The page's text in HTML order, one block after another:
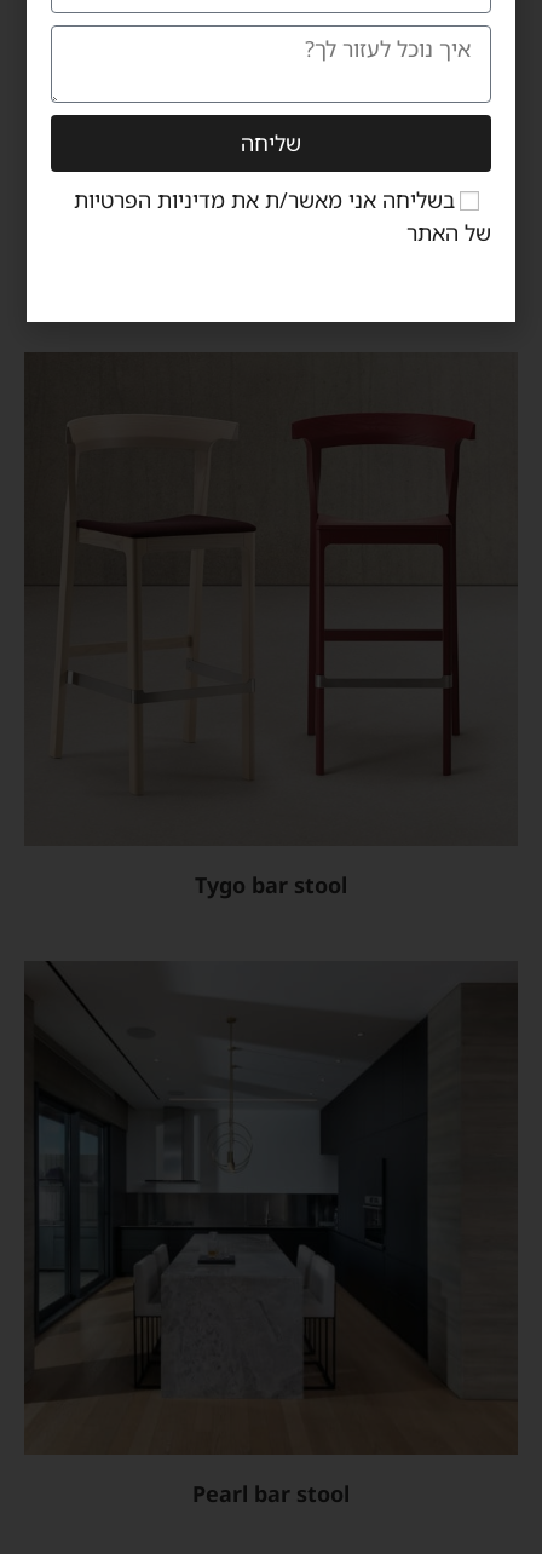
Tygo bar stool
Pearl bar stool
בשליחה אני מאשר/ת אתמדיניות הפרטיות
של האתר
שליחה